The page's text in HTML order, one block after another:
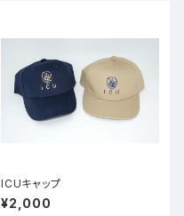
ICUキャップ
¥2,000